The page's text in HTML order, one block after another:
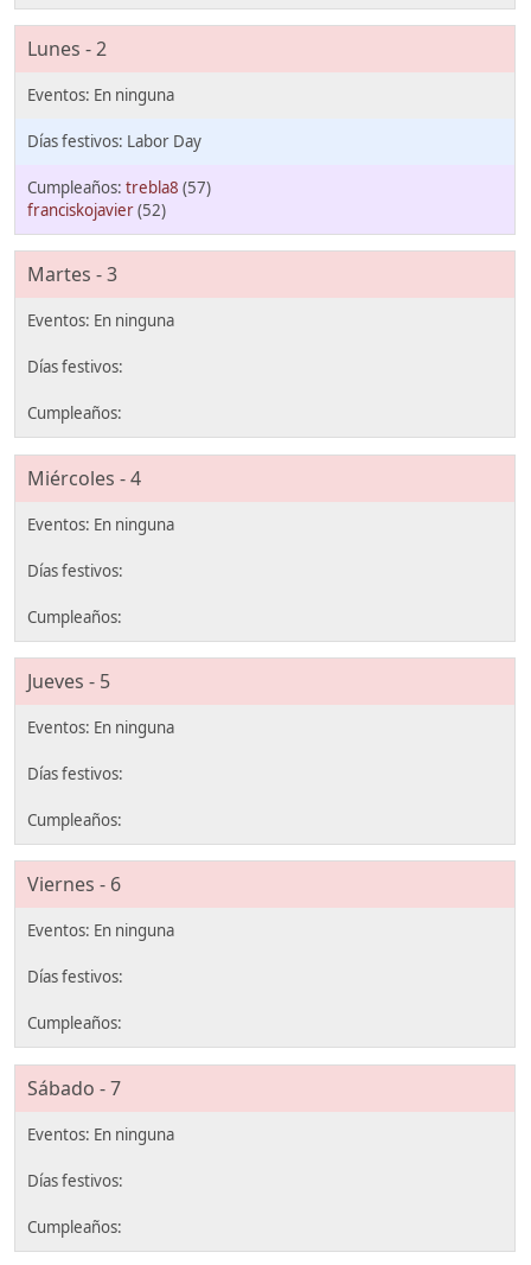
Lunes - 2
Labor Day
trebla8 (57)
franciskojavier(52)
Martes - 3
Miércoles - 4
Jueves - 5
Viernes - 6
Sábado - 7